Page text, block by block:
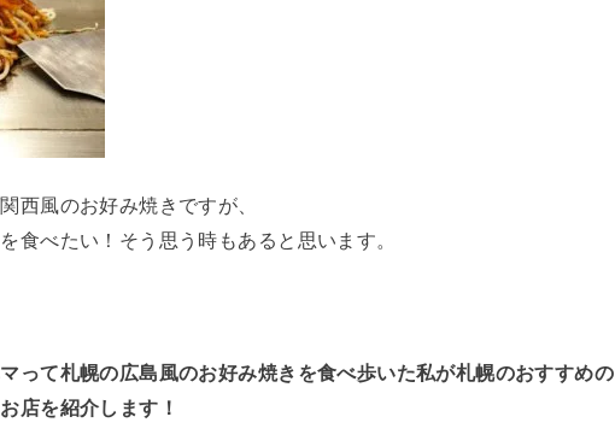
西風のお好み焼きですが、
食べたい！そう思う時もあると思います。
って札幌の広島風のお好み焼きを食べ歩いた私が札幌のおすすめの
店を紹介します！